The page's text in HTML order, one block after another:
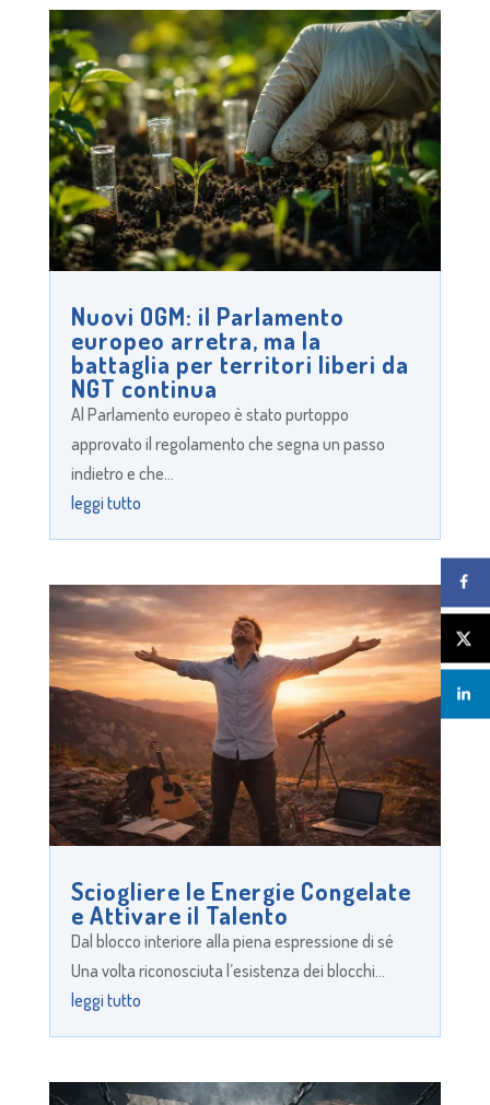
Nuovi OGM: il Parlamento
europeo arretra, ma la
battaglia per territori liberi da
NGT continua
Al Parlamento europeo è stato purtoppo
approvato il regolamento che segna un passo
indietro e che...
leggi tutto
Sciogliere le Energie Congelate
e Attivare il Talento
Dal blocco interiore alla piena espressione di sé
Una volta riconosciuta l’esistenza dei blocchi...
leggi tutto